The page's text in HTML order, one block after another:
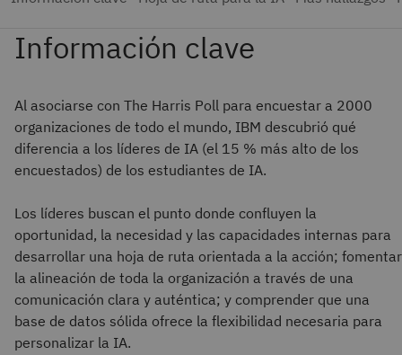
Al asociarse con The Harris Poll para encuestar a 2000
organizaciones de todo el mundo, IBM descubrió qué
diferencia a los líderes de IA (el 15 % más alto de los
encuestados) de los estudiantes de IA.
Los líderes buscan el punto donde confluyen la
oportunidad, la necesidad y las capacidades internas para
desarrollar una hoja de ruta orientada a la acción; fomentar
la alineación de toda la organización a través de una
comunicación clara y auténtica; y comprender que una
base de datos sólida ofrece la flexibilidad necesaria para
personalizar la IA.